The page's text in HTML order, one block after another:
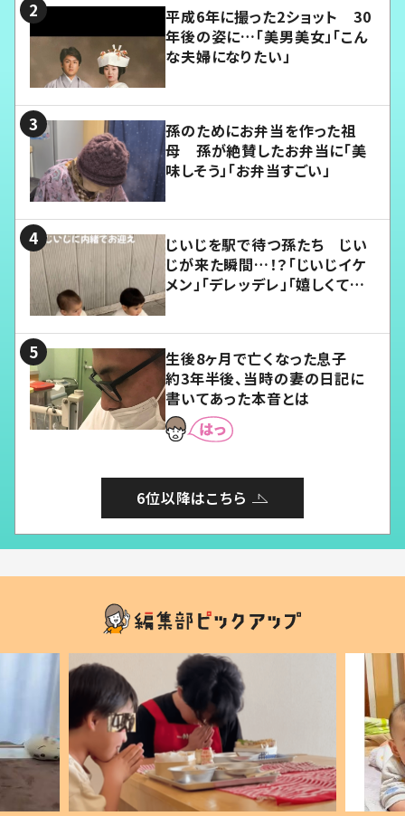
平成6年に撮った2ショット 30
年後の姿に…「美男美女」「こん
な夫婦になりたい」
孫のためにお弁当を作った祖
母 孫が絶賛したお弁当に「美
味しそう」「お弁当すごい」
じいじを駅で待つ孫たち じい
じが来た瞬間…！？「じいじイケ
メン」「デレッデレ」「嬉しくて可
生後8ヶ月で亡くなった息子
約3年半後、当時の妻の日記に
書いてあった本音とは
6位以降はこちら